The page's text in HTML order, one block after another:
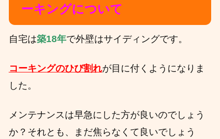
ーキングについて
自宅は築18年で外壁はサイディングです。
コーキングのひび割れが目に付くようになりま
した。
メンテナンスは早急にした方が良いのでしょう
か？それとも、まだ焦らなくて良いでしょう